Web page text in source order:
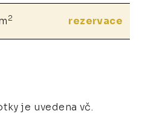
2 rezervace
je uvedena vč.